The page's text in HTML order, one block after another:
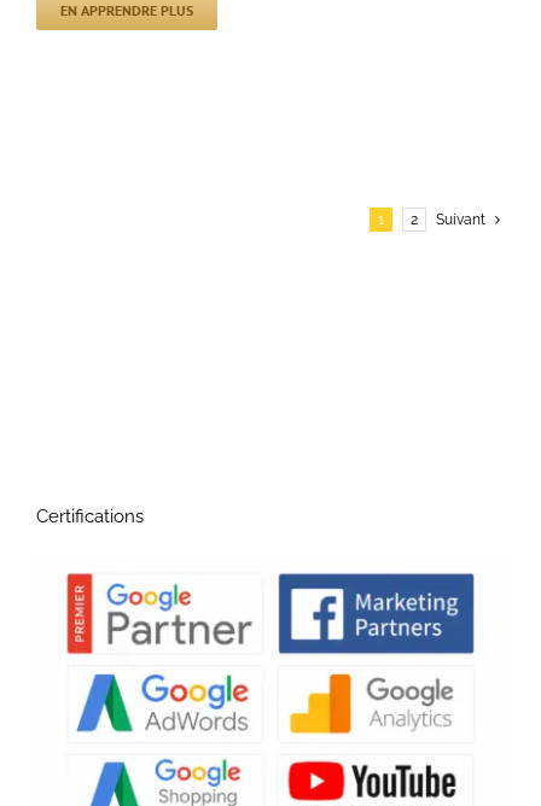
EN APPRENDRE PLUS
1 2 Suivant
Certifications